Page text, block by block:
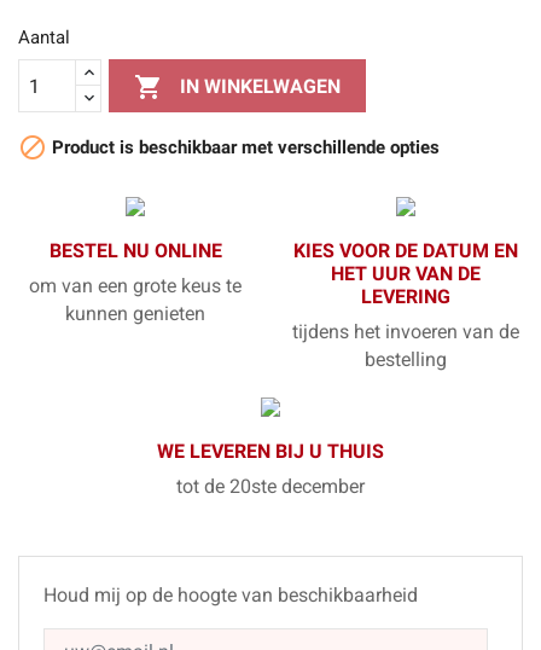
Aantal
 IN WINKELWAGEN
 Product is beschikbaar met verschillende opties
BESTEL NU ONLINE
om van een grote keus te
kunnen genieten
KIES VOOR DE DATUM EN
HET UUR VAN DE
LEVERING
tijdens het invoeren van de
bestelling
WE LEVEREN BIJ U THUIS
tot de 20ste december
Houd mij op de hoogte van beschikbaarheid